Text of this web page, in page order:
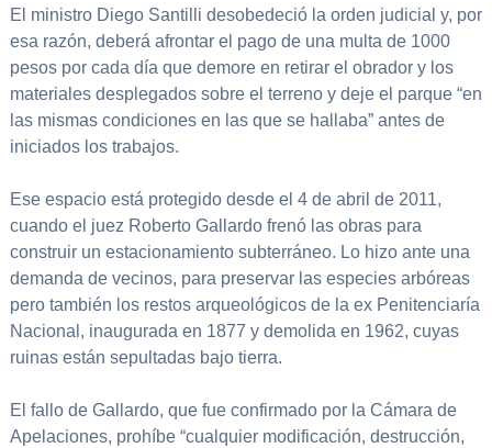
El ministro Diego Santilli desobedeció la orden judicial y, por
esa razón, deberá afrontar el pago de una multa de 1000
pesos por cada día que demore en retirar el obrador y los
materiales desplegados sobre el terreno y deje el parque “en
las mismas condiciones en las que se hallaba” antes de
iniciados los trabajos.
Ese espacio está protegido desde el 4 de abril de 2011,
cuando el juez Roberto Gallardo frenó las obras para
construir un estacionamiento subterráneo. Lo hizo ante una
demanda de vecinos, para preservar las especies arbóreas
pero también los restos arqueológicos de la ex Penitenciaría
Nacional, inaugurada en 1877 y demolida en 1962, cuyas
ruinas están sepultadas bajo tierra.
El fallo de Gallardo, que fue confirmado por la Cámara de
Apelaciones, prohíbe “cualquier modificación, destrucción,